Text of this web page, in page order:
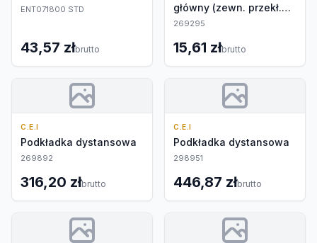
ENT071800 STD
43,57 złbrutto
główny (zewn. przekł.
planetarna)
269295
15,61 złbrutto
C.E.I
Podkładka dystansowa
269892
316,20 złbrutto
C.E.I
Podkładka dystansowa
298951
446,87 złbrutto